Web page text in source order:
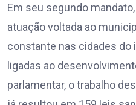
Em seu segundo
atuação voltada ao
constante nas cidades do
ligadas ao
parlamentar, o trabalho